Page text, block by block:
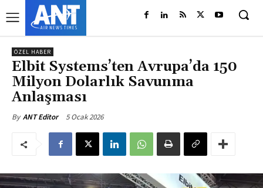
ÖZEL HABER
Elbit Systems’ten Avrupa’da 150
Milyon Dolarlık Savunma
Anlaşması
By ANT Editor 5 Ocak 2026